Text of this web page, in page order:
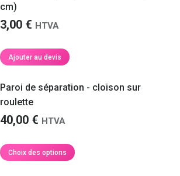
cm)
3,00 € HTVA
Ajouter au devis
Paroi de séparation - cloison sur
roulette
40,00 € HTVA
Choix des options
Ce